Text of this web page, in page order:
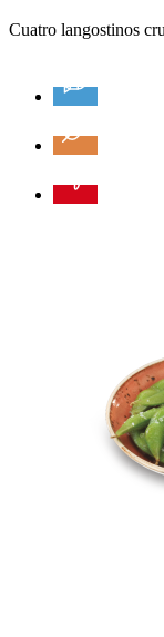
Cuatro langostinos